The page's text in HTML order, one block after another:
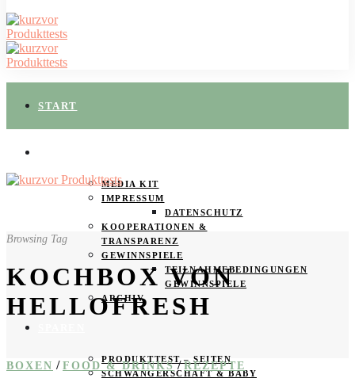
START
MEDIA KIT
IMPRESSUM
DATENSCHUTZ
KOOPERATIONEN &
TRANSPARENZ
GEWINNSPIELE
TEILNAHMEBEDINGUNGEN
GEWINNSPIELE
ARCHIV
PRODUKTTEST – SEITEN
SCHWANGERSCHAFT & BABY
Browsing Tag
KOCHBOX VON
HELLOFRESH
BOXEN / FOOD & DRINKS / REZEPTE